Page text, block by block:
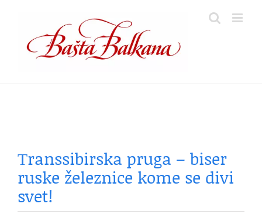
content
Тranssibirska pruga – biser
ruske železnice kome se divi
svet!